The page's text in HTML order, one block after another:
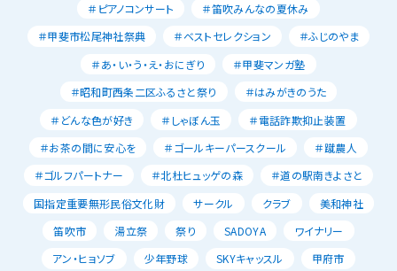
＃ピアノコンサート
＃笛吹みんなの夏休み
＃甲斐市松尾神社祭典
＃ベストセレクション
＃ふじのやま
＃あ・い・う・え・おにぎり
＃甲斐マンガ塾
＃昭和町西条二区ふるさと祭り
＃はみがきのうた
＃どんな色が好き
＃しゃぼん玉
＃電話詐欺抑止装置
＃お茶の間に安心を
＃ゴールキーパースクール
＃蹴農人
＃ゴルフパートナー
＃北杜ヒュッゲの森
＃道の駅南きよさと
国指定重要無形民俗文化財
サークル クラブ
美和神社
笛吹市
湯立祭 祭り SADOYA
ワイナリー
アン・ヒョソブ
少年野球 SKYキャッスル
甲府市